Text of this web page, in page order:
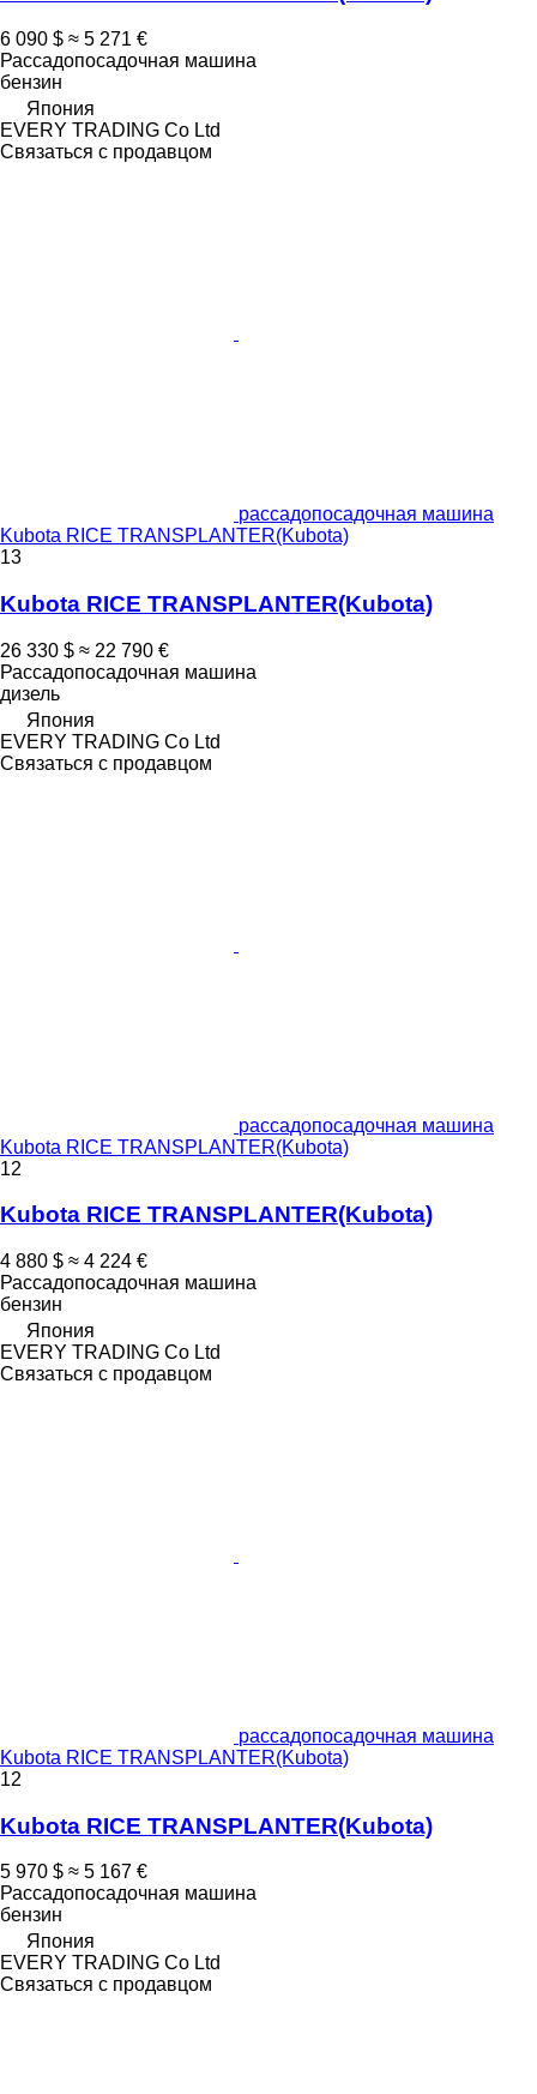
6 090 $ ≈ 5 271 €
Рассадопосадочная машина
бензин
Япония
EVERY TRADING Co Ltd
Связаться с продавцом
рассадопосадочная машина
Kubota RICE TRANSPLANTER(Kubota)
13
Kubota RICE TRANSPLANTER(Kubota)
26 330 $ ≈ 22 790 €
Рассадопосадочная машина
дизель
Япония
EVERY TRADING Co Ltd
Связаться с продавцом
рассадопосадочная машина
Kubota RICE TRANSPLANTER(Kubota)
12
Kubota RICE TRANSPLANTER(Kubota)
4 880 $ ≈ 4 224 €
Рассадопосадочная машина
бензин
Япония
EVERY TRADING Co Ltd
Связаться с продавцом
рассадопосадочная машина
Kubota RICE TRANSPLANTER(Kubota)
12
Kubota RICE TRANSPLANTER(Kubota)
5 970 $ ≈ 5 167 €
Рассадопосадочная машина
бензин
Япония
EVERY TRADING Co Ltd
Связаться с продавцом